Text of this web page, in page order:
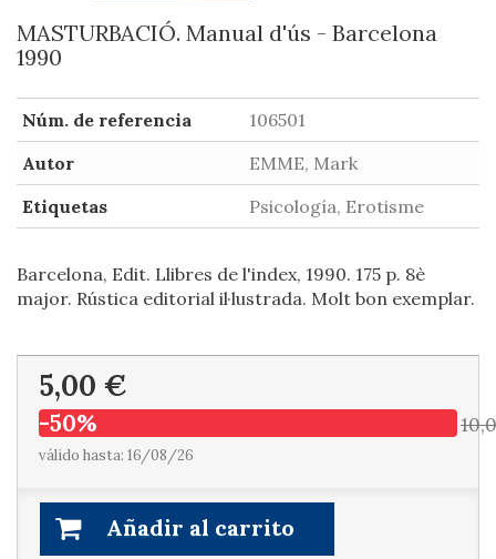
MASTURBACIÓ. Manual d'ús - Barcelona
1990
Núm. de referencia
106501
Autor
EMME, Mark
Etiquetas
Psicología, Erotisme
Barcelona, Edit. Llibres de l'index, 1990. 175 p. 8è
major. Rústica editorial il·lustrada. Molt bon exemplar.
5,00 €
-50%
válido hasta: 16/08/26
Añadir al carrito